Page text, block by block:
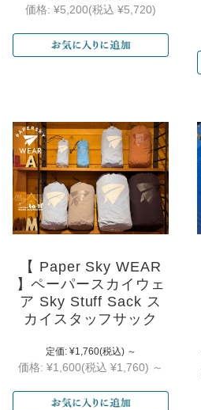
価格: ¥5,200(税込 ¥5,720)
【 Paper Sky WEAR
】ペーパースカイウェ
ア Sky Stuff Sack ス
カイスタッフサック
定価: ¥1,760(税込) ～
価格: ¥1,600(税込 ¥1,760) ～